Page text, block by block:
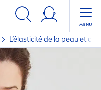
L’élasticité de la peau et com